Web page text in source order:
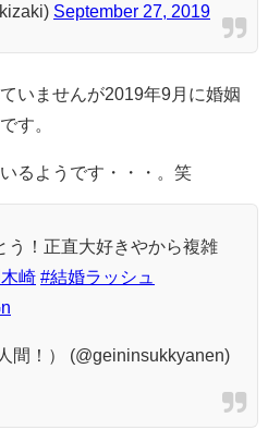
September 27, 2019
いませんが2019年9月に婚姻
す。
るようです・・・。笑
う！正直大好きやから複雑
崎 #結婚ラッシュ
間！） (@geininsukkyanen)